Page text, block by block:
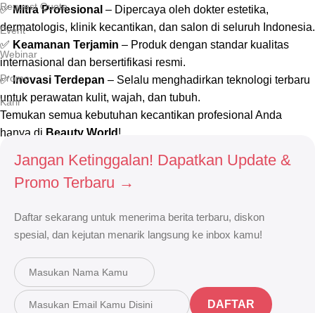
✅Mitra Profesional – Dipercaya oleh dokter estetika,
dermatologis, klinik kecantikan, dan salon di seluruh Indonesia.
✅ Keamanan Terjamin – Produk dengan standar kualitas
internasional dan bersertifikasi resmi.
✅Inovasi Terdepan – Selalu menghadirkan teknologi terbaru
untuk perawatan kulit, wajah, dan tubuh.
Temukan semua kebutuhan kecantikan profesional Anda
hanya di Beauty World!
Selengkapnya
Request Quote
Event
Webinar
Promo
Karir
Jangan Ketinggalan! Dapatkan Update &
Promo Terbaru →
Daftar sekarang untuk menerima berita terbaru, diskon
spesial, dan kejutan menarik langsung ke inbox kamu!
DAFTAR